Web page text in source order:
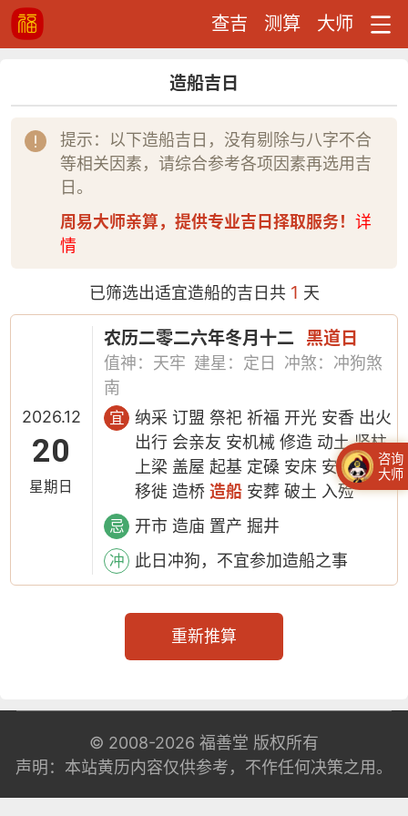
查吉 测算 大师
造船吉日
提示：以下造船吉日，没有剔除与八字不合
等相关因素，请综合参考各项因素再选用吉
日。
周易大师亲算，提供专业吉日择取服务！ 详
情
已筛选出适宜造船的吉日共1 天
2026.12
20
星期日
农历二零二六年冬月十二 黑道日
值神：天牢 建星：定日
冲煞：冲狗煞
南
宜
纳采 订盟 祭祀 祈福 开光 安香 出火
出行 会亲友 安机械 修造 动土 竖柱
上梁 盖屋 起基 定磉 安床 安门 拆卸
移徙 造桥造船 安葬 破土 入殓
忌 开市 造庙 置产 掘井
冲 此日冲狗，不宜参加造船之事
重新推算
© 2008-2026 福善堂 版权所有
声明：本站黄历内容仅供参考，不作任何决策之用。
咨询
大师